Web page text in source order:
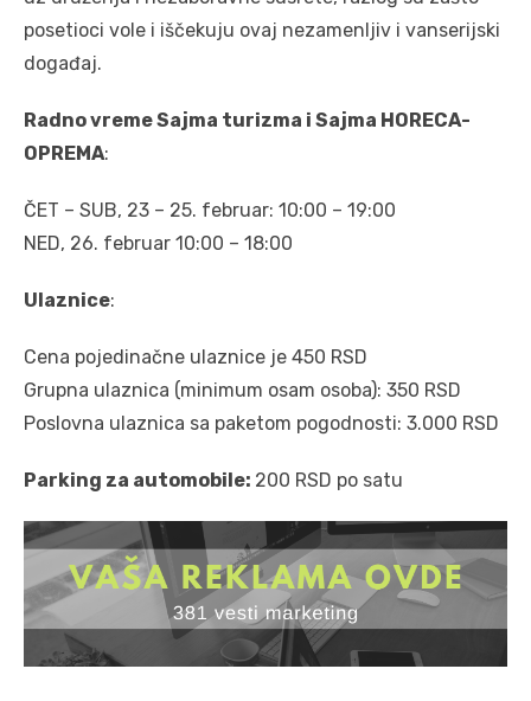
posetioci vole i iščekuju ovaj nezamenljiv i vanserijski
događaj.
Radno vreme Sajma turizma i Sajma HORECA-
OPREMA:
ČET – SUB, 23 – 25. februar: 10:00 – 19:00
NED, 26. februar 10:00 – 18:00
Ulaznice:
Cena pojedinačne ulaznice je 450 RSD
Grupna ulaznica (minimum osam osoba): 350 RSD
Poslovna ulaznica sa paketom pogodnosti: 3.000 RSD
Parking za automobile: 200 RSD po satu